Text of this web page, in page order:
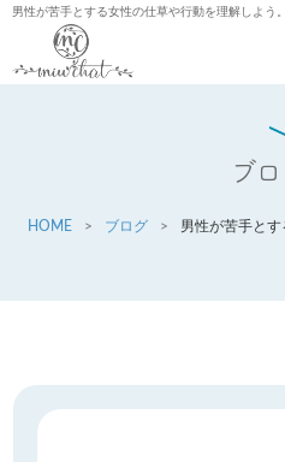
ブ
HOME > ブログ > 男性が苦手とす